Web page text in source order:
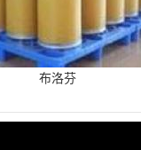
布洛芬